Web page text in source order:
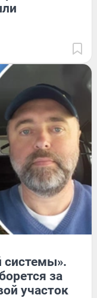
системы».
за
участок